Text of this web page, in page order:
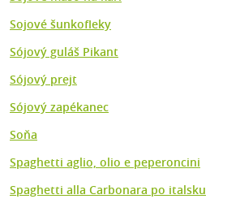
Sojové šunkofleky
Sójový guláš Pikant
Sójový prejt
Sójový zapékanec
Soňa
Spaghetti aglio, olio e peperoncini
Spaghetti alla Carbonara po italsku